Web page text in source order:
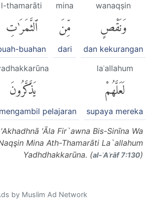
wanaqṣin
وَنَقْصٍ
dan kekurangan
mina
مِّنَ
dari
l-thamarāti
ٱلثَّمَرَٰتِ
buahan
laʿallahum
لَعَلَّهُمْ
supaya mereka
يَذَّكَّرُونَ
pelajaran
'Āla Fir`awna Bis-Sinīna Wa
Mina Ath-Thamarāti La`allahum
Yadhdhakkarūna. (al-ʾAʿrāf 7:130)
by Muslim Ad Network